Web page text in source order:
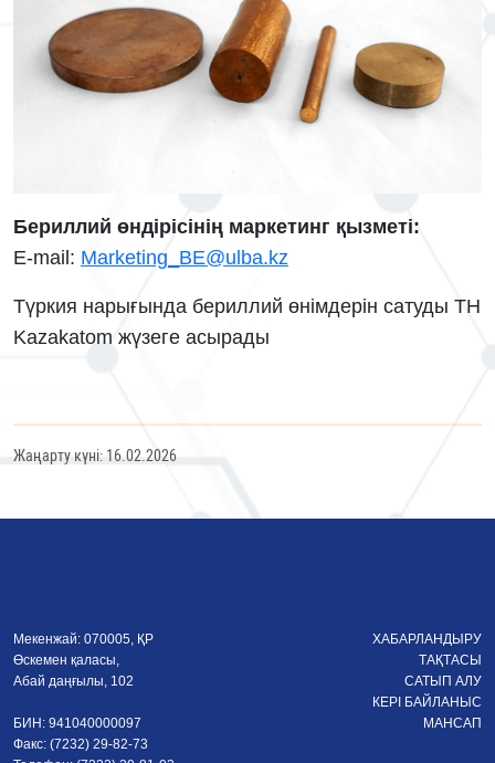
Бериллий өндірісінің маркетинг қызметі:
E-mail: Marketing_BE@ulba.kz
Түркия нарығында бериллий өнімдерін сатуды TH
Kazakatom жүзеге асырады
Жаңарту күні: 16.02.2026
Мекенжай: 070005, ҚР
Өскемен қаласы,
Абай даңғылы, 102
БИН: 941040000097
Факс: (7232) 29-82-73
ХАБАРЛАНДЫРУ
ТАҚТАСЫ
САТЫП АЛУ
КЕРІ БАЙЛАНЫС
МАНСАП